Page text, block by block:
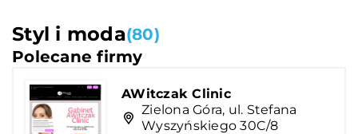
Styl i moda(80)
Polecane firmy
AWitczak Clinic
Zielona Góra, ul. Stefana
Wyszyńskiego 30C/8